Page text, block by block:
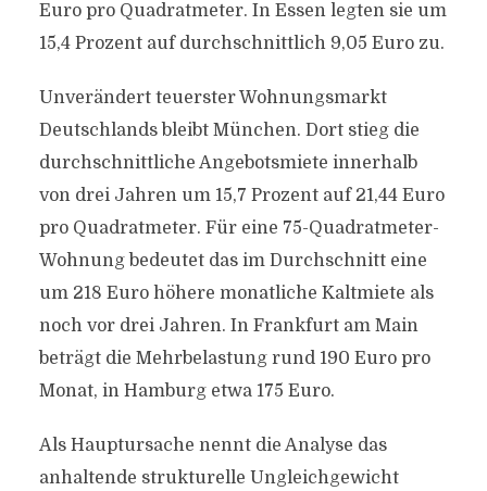
Euro pro Quadratmeter. In Essen legten sie um
15,4 Prozent auf durchschnittlich 9,05 Euro zu.
Unverändert teuerster Wohnungsmarkt
Deutschlands bleibt München. Dort stieg die
durchschnittliche Angebotsmiete innerhalb
von drei Jahren um 15,7 Prozent auf 21,44 Euro
pro Quadratmeter. Für eine 75-Quadratmeter-
Wohnung bedeutet das im Durchschnitt eine
um 218 Euro höhere monatliche Kaltmiete als
noch vor drei Jahren. In Frankfurt am Main
beträgt die Mehrbelastung rund 190 Euro pro
Monat, in Hamburg etwa 175 Euro.
Als Hauptursache nennt die Analyse das
anhaltende strukturelle Ungleichgewicht